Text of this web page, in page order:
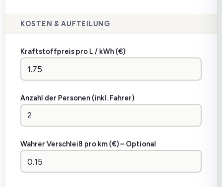
KOSTEN & AUFTEILUNG
Kraftstoffpreis pro L / kWh (€)
Anzahl der Personen (inkl. Fahrer)
Wahrer Verschleiß pro km (€) – Optional